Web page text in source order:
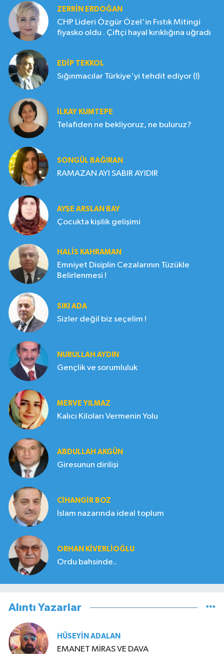
ZERRIN ERDOĞAN
CHP Lideri Özgür Özel'in Fıstık Mitingi
fiyasko oldu . Çiftçi hayal kırıklığına uğradı
EDIP TEKKOL
Sığınmacılar Türkiye'yi tehdit ediyor (!)
İLKAY KUMTEPE
Telafiden ne bekliyoruz, ne buluruz?
SONGÜL BAĞIRAN
RAMAZAN AYI SABIR AYIDIR
AYŞE ARSLAN BAY
Çocukta kişilik gelişimi
HALIS KAHRAMAN
Emniyet Disiplin Cezalarının Tüzükle
Belirlenmesi !
SIKI ADA
Sizler değil biz seçelim !
NURULLAH AYDIN
Gençlik ve sorumluluk
MERVE YILMAZ
Kalıcı Kiloları Vermenin Yolu
ABDULLAH AKGÜN
Giresunun dirilişi
CIHANGIR BOZ
İslam nazarında ideal toplum
ORHAN KIVERLIOĞLU
Ordu bahsinde..
Alıntı Yazarlar
HÜSEYIN ADALAN
EMANET MİRAS VE DAVA